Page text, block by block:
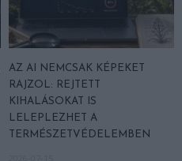
AZ AI NEMCSAK KÉPEKET
RAJZOL: REJTETT
KIHALÁSOKAT IS
LELEPLEZHET A
TERMÉSZETVÉDELEMBEN